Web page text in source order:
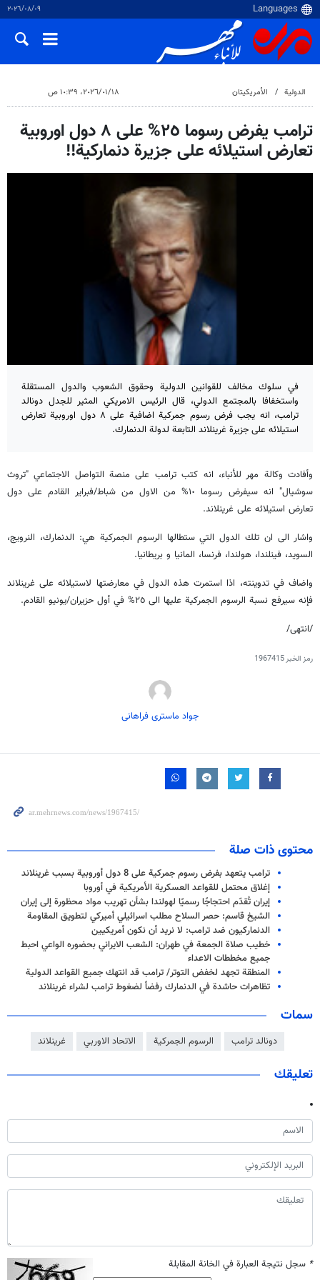
٠٩‏/٠٨‏/٢٠٢٦
الدولية الأمريكيتان ١٨‏/٠١‏/٢٠٢٦، ١٠:٣٩ ص
ترامب يفرض رسوما ٢٥% على ٨ دول اوروبية
تعارض استيلائه على جزيرة دنماركية!!
في سلوك مخالف للقوانين الدولية وحقوق الشعوب والدول المستقلة
واستخفافا بالمجتمع الدولي، قال الرئيس الامريكي المثير للجدل دونالد
ترامب، انه يجب فرض رسوم جمركية اضافية على ٨ دول اوروبية تعارض
استيلائه على جزيرة غرينلاند التابعة لدولة الدنمارك.
وأفادت وكالة مهر للأنباء، انه كتب ترامب على منصة التواصل الاجتماعي "تروث
سوشيال" انه سيفرض رسوما ١٠% من الاول من شباط/فبراير القادم على دول
تعارض استيلائه على غرينلاند.
واشار الى ان تلك الدول التي ستطالها الرسوم الجمركية هي: الدنمارك، النرويج،
السويد، فينلندا، هولندا، فرنسا، المانيا و بريطانيا.
واضاف في تدوينته، اذا استمرت هذه الدول في معارضتها لاستيلائه على غرينلاند
فإنه سيرفع نسبة الرسوم الجمركية عليها الى ٢٥% في أول حزيران/يونيو القادم.
/انتهى/
رمز الخبر1967415
جواد ماستری فراهانی
محتوى ذات صلة
ترامب يتعهد بفرض رسوم جمركية على 8 دول أوروبية بسبب غرينلاند
إغلاق محتمل للقواعد العسكرية الأمريكية في أوروبا
إيران تُقدّم احتجاجًا رسميًا لهولندا بشأن تهريب مواد محظورة إلى إيران
الشيخ قاسم: حصر السلاح مطلب اسرائيلي أميركي لتطويق المقاومة
الدنماركيون ضد ترامب: لا نريد أن نكون أمريكيين
خطيب صلاة الجمعة في طهران: الشعب الايراني بحضوره الواعي احبط
جميع مخططات الاعداء
المنطقة تجهد لخفض التوتر/ ترامب قد انتهك جميع القواعد الدولية
تظاهرات حاشدة في الدنمارك رفضاً لضغوط ترامب لشراء غرينلاند
سمات
دونالد ترامب الرسوم الجمركية الاتحاد الاوربي غرينلاند
تعليقك
* سجل نتيجة العبارة في الخانة المقابلة